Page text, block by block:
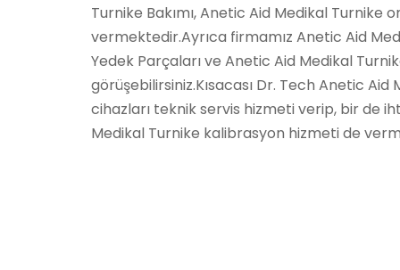
Turnike Bakımı, Anetic Aid Medikal Turnike
vermektedir.Ayrıca firmamız Anetic Aid
Yedek Parçaları ve Anetic Aid Medikal
görüşebilirsiniz.Kısacası Dr. Tech Anetic Aid
cihazları teknik servis hizmeti verip, bir de
Medikal Turnike kalibrasyon hizmeti de